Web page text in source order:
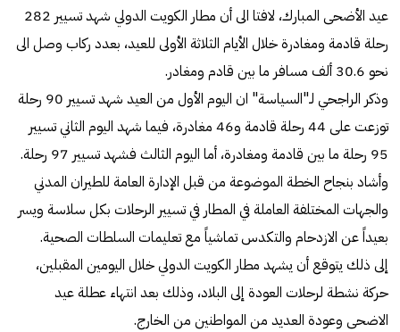
عيد الأضحى المبارك، لافتا الى أن مطار الكويت الدولي شهد تسيير 282
رحلة قادمة ومغادرة خلال الأيام الثلاثة الأولى للعيد، بعدد ركاب وصل الى
نحو 30.6 ألف مسافر ما بين قادم ومغادر.
وذكر الراجحي لـ"السياسة" ان اليوم الأول من العيد شهد تسيير 90 رحلة
توزعت على 44 رحلة قادمة و46 مغادرة، فيما شهد اليوم الثاني تسيير
95 رحلة ما بين قادمة ومغادرة، أما اليوم الثالث فشهد تسيير 97 رحلة.
وأشاد بنجاح الخطة الموضوعة من قبل الإدارة العامة للطيران المدني
والجهات المختلفة العاملة في المطار في تسيير الرحلات بكل سلاسة ويسر
بعيداً عن الازدحام والتكدس تماشياً مع تعليمات السلطات الصحية.
إلى ذلك يتوقع أن يشهد مطار الكويت الدولي خلال اليومين المقبلين،
حركة نشطة لرحلات العودة إلى البلاد، وذلك بعد انتهاء عطلة عيد
الاضحى وعودة العديد من المواطنين من الخارج.